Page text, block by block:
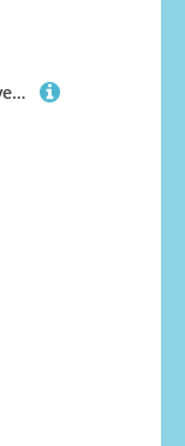
renvena Herren Glänzend Overall Jumpsuit Ärmellos Einteiler Raumfahrer Anzug Astronaut Weltraumfahrer Kostüm Halloween Karneval Kostüm Silber S